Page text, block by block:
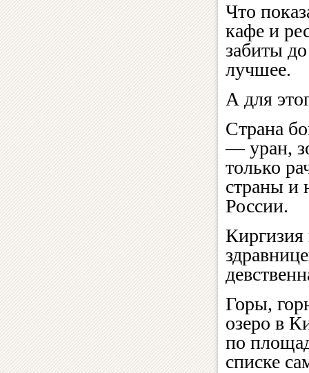
Что
кафе и
забиты
лучшее.
А для
Страна
— уран,
только
страны и
России.
Киргизия
Горы,
озеро в
по
списке